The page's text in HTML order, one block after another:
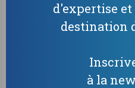
d'expertise et
destination
à la